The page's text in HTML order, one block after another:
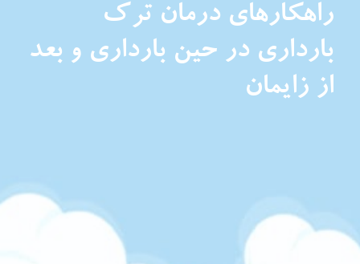
راهکار‌های درمان ترک
بارداری در حین بارداری و بعد
از زایمان